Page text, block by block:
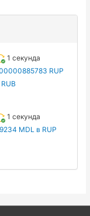
1 секунда
RUP
RUB
1 секунда
MDL в RUP